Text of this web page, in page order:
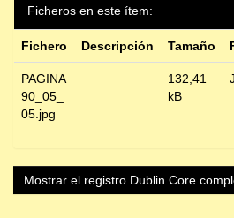
Ficheros en este ítem:
Fichero Descripción Tamaño
PAGINA
90_05_
05.jpg
132,41
kB
Mostrar el registro Dublin Core